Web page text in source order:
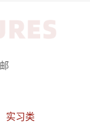
实习类